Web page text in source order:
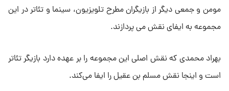
مومن و جمعی دیگر از بازیگران مطرح تلویزیون، سینما و تئاتر در این
مجموعه به ایفای نقش می پردازند.
بهراد محمدی که نقش اصلی این مجموعه را بر عهده دارد بازیگر تئاتر
است و اینجا نقش مسلم بن عقیل را ایفا می‌کند.